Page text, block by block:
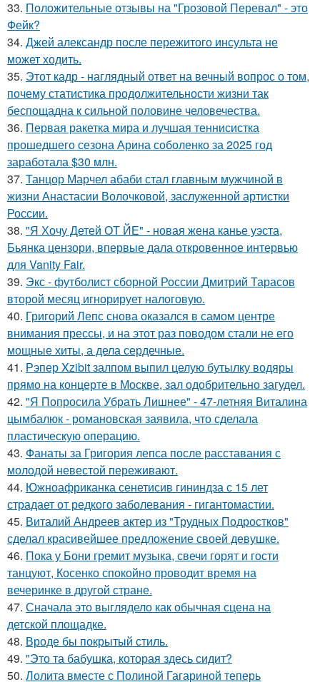
33. Положительные отзывы на "Грозовой Перевал" - это
Фейк?
34. Джей александр после пережитого инсульта не
может ходить.
35. Этот кадр - наглядный ответ на вечный вопрос о том,
почему статистика продолжительности жизни так
беспощадна к сильной половине человечества.
36. Первая ракетка мира и лучшая теннисистка
прошедшего сезона Арина соболенко за 2025 год
заработала $30 млн.
37. Танцор Марчел абаби стал главным мужчиной в
жизни Анастасии Волочковой, заслуженной артистки
России.
38. "Я Хочу Детей ОТ ЙЕ" - новая жена канье уэста,
Бьянка цензори, впервые дала откровенное интервью
для Vanity Fair.
39. Экс - футболист сборной России Дмитрий Тарасов
второй месяц игнорирует налоговую.
40. Григорий Лепс снова оказался в самом центре
внимания прессы, и на этот раз поводом стали не его
мощные хиты, а дела сердечные.
41. Рэпер Xzibit залпом выпил целую бутылку водяры
прямо на концерте в Москве, зал одобрительно загудел.
42. "Я Попросила Убрать Лишнее" - 47-летняя Виталина
цымбалюк - романовская заявила, что сделала
пластическую операцию.
43. Фанаты за Григория лепса после расставания с
молодой невестой переживают.
44. Южноафриканка сенетисив гининдза с 15 лет
страдает от редкого заболевания - гигантомастии.
45. Виталий Андреев актер из "Трудных Подростков"
сделал красивейшее предложение своей девушке.
46. Пока у Бони гремит музыка, свечи горят и гости
танцуют, Косенко спокойно проводит время на
вечеринке в другой стране.
47. Сначала это выглядело как обычная сцена на
детской площадке.
48. Вроде бы покрытый стиль.
49. "Это та бабушка, которая здесь сидит?
50. Лолита вместе с Полиной Гагариной теперь